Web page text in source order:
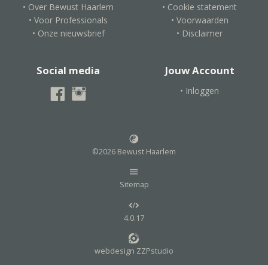
• Over Bewust Haarlem
• Voor Professionals
• Onze nieuwsbrief
• Cookie statement
• Voorwaarden
• Disclaimer
Social media Jouw Account
• Inloggen
©2026 Bewust Haarlem
Sitemap
4.0.17
webdesign ZZPstudio